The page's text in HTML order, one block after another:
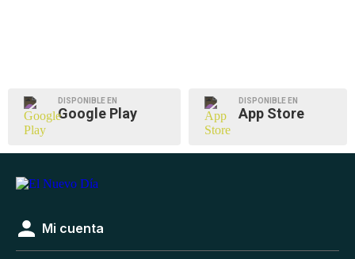
DISPONIBLE EN
Google Play
DISPONIBLE EN
App Store
Mi cuenta